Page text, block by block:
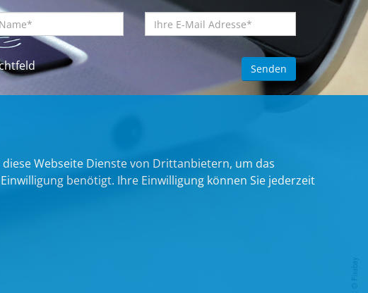
Webseite Dienste von Drittanbietern, um das
benötigt. Ihre Einwilligung können Sie jederzeit